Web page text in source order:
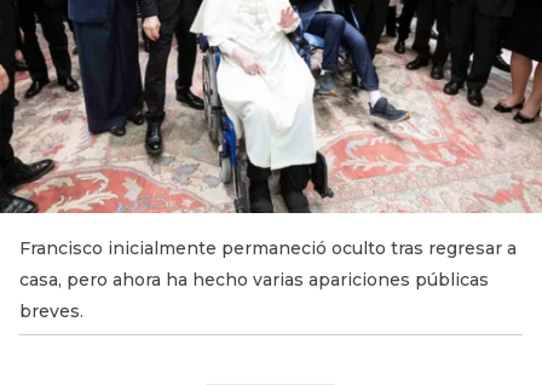
Francisco inicialmente permaneció oculto tras regresar a
casa, pero ahora ha hecho varias apariciones públicas
breves.